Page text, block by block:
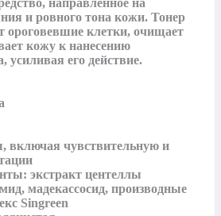
и ровного тона кожи. Тонер
ороговевшие клетки, очищает
кожу к нанесению
усиливая его действие.
включая чувствительную и
экстракт центеллы
мадекассосид, производные
Singreen